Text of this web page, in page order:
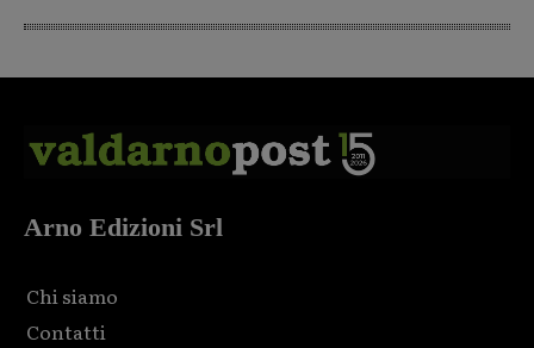
Arno Edizioni Srl
Chi siamo
Contatti